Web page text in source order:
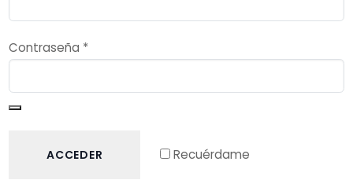
Contraseña *
Recuérdame
ACCEDER